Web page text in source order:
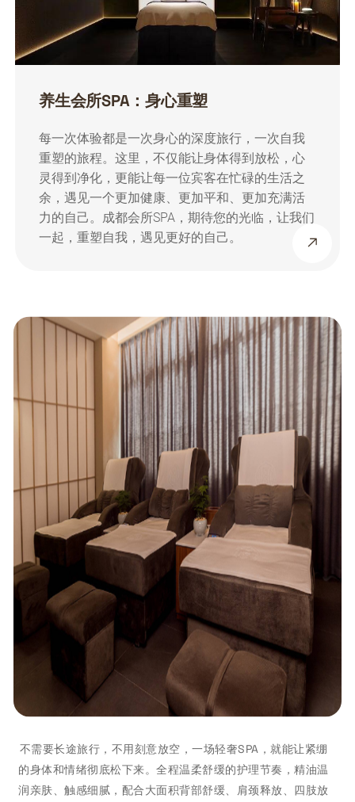
养生会所SPA：身心重塑
每一次体验都是一次身心的深度旅行，一次自我
重塑的旅程。这里，不仅能让身体得到放松，心
灵得到净化，更能让每一位宾客在忙碌的生活之
余，遇见一个更加健康、更加平和、更加充满活
力的自己。成都会所SPA，期待您的光临，让我们
一起，重塑自我，遇见更好的自己。
不需要长途旅行，不用刻意放空，一场轻奢SPA，就能让紧绷
的身体和情绪彻底松下来。全程温柔舒缓的护理节奏，精油温
润亲肤、触感细腻，配合大面积背部舒缓、肩颈释放、四肢放